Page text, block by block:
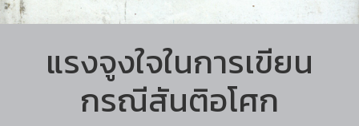
แรงจูงใจในการเขียน
กรณีสันติอโศก